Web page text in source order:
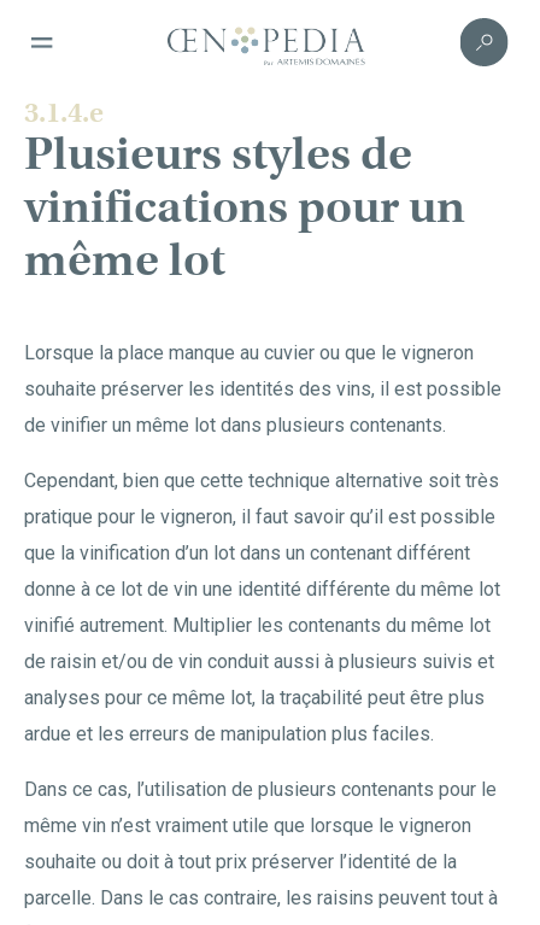
3.1.4.e
Plusieurs styles de
vinifications pour un
même lot
Lorsque la place manque au cuvier ou que le vigneron
souhaite préserver les identités des vins, il est possible
de vinifier un même lot dans plusieurs contenants.
Cependant, bien que cette technique alternative soit très
pratique pour le vigneron, il faut savoir qu’il est possible
que la vinification d’un lot dans un contenant différent
donne à ce lot de vin une identité différente du même lot
vinifié autrement. Multiplier les contenants du même lot
de raisin et/ou de vin conduit aussi à plusieurs suivis et
analyses pour ce même lot, la traçabilité peut être plus
ardue et les erreurs de manipulation plus faciles.
Dans ce cas, l’utilisation de plusieurs contenants pour le
même vin n’est vraiment utile que lorsque le vigneron
souhaite ou doit à tout prix préserver l’identité de la
parcelle. Dans le cas contraire, les raisins peuvent tout à